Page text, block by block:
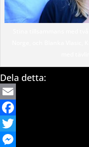
Dela detta:
Email
Facebook
Twitter